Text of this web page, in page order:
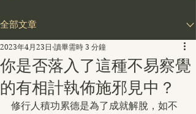
全部文章
你是否落入了這種不易察覺
的有相計執佈施邪見中？
2023年4月23日 讀畢需時 3 分鐘
修行人積功累德是為了成就解脫，如不